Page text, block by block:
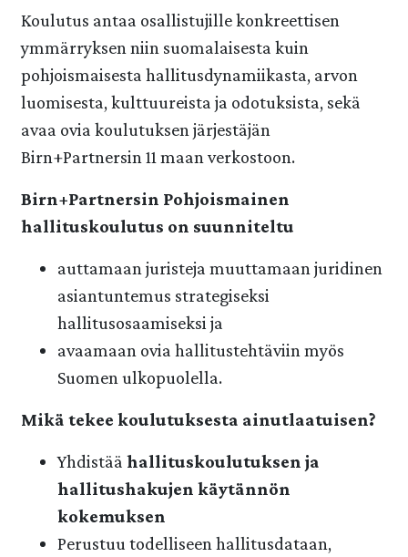
Koulutus antaa osallistujille konkreettisen
ymmärryksen niin suomalaisesta kuin
pohjoismaisesta hallitusdynamiikasta, arvon
luomisesta, kulttuureista ja odotuksista, sekä
avaa ovia koulutuksen järjestäjän
Birn+Partnersin 11 maan verkostoon.
Birn+Partnersin Pohjoismainen
hallituskoulutus on suunniteltu
auttamaan juristeja muuttamaan juridinen
asiantuntemus strategiseksi
hallitusosaamiseksi ja
avaamaan ovia hallitustehtäviin myös
Suomen ulkopuolella.
Mikä tekee koulutuksesta ainutlaatuisen?
Yhdistää hallituskoulutuksen ja
hallitushakujen käytännön
kokemuksen
Perustuu todelliseen hallitusdataan,